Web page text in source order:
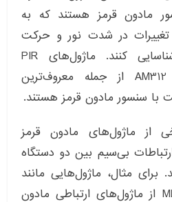
مادون قرمز هستند که به
تغییرات در شدت نور و حرکت
اشیاء را در محیط شناسایی کنند. ماژول‌های PIR
(Passive Infrared) و AM312 از جمله معروف‌ترین
سنسور مادون قرمز هستند.
از ماژول‌های مادون قرمز
بی‌سیم بین دو دستگاه
برای مثال، ماژول‌هایی مانند
HM-10 BLE و MLT-BT05 از ماژول‌های ارتباطی مادون